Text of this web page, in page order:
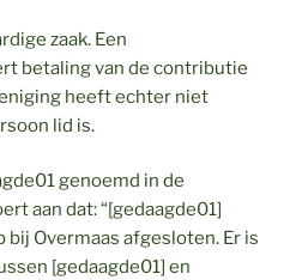
zaak. Een
betaling van de contributie
heeft echter niet
lid is.
genoemd in de
aan dat: “[gedaagde01]
Overmaas afgesloten. Er is
[gedaagde01] en